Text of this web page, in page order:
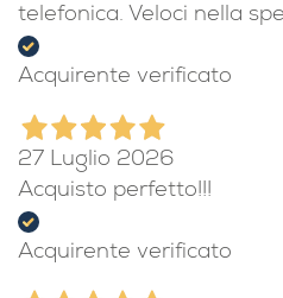
telefonica. Veloci nella
Acquirente verificato
27 Luglio 2026
Acquisto perfetto!!!
Acquirente verificato